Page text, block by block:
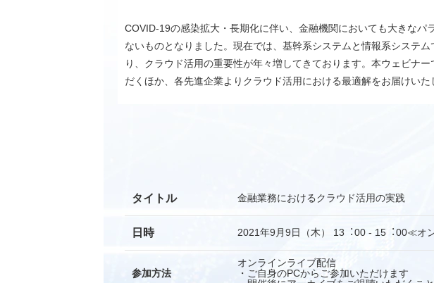
COVID-19の感染拡大・長期化に伴い、金融機関においても大きな
ないものとなりました。現在では、基幹系システムと情報系システ
り、クラウド活用の重要性が年々増してきております。本ウェビナ
だくほか、各先進企業よりクラウド活用における最適解をお届けい
タイトル 金融業務におけるクラウド活用の実践
日時 2021年9月9日（木） 13︓00 - 15︓00≪オ
参加方法
オンラインライブ配信
・ご自身のPCからご参加いただけます